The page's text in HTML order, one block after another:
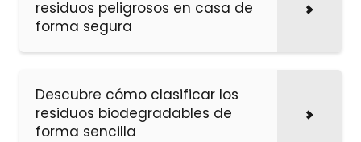
residuos peligrosos en casa de
forma segura
Descubre cómo clasificar los
residuos biodegradables de
forma sencilla